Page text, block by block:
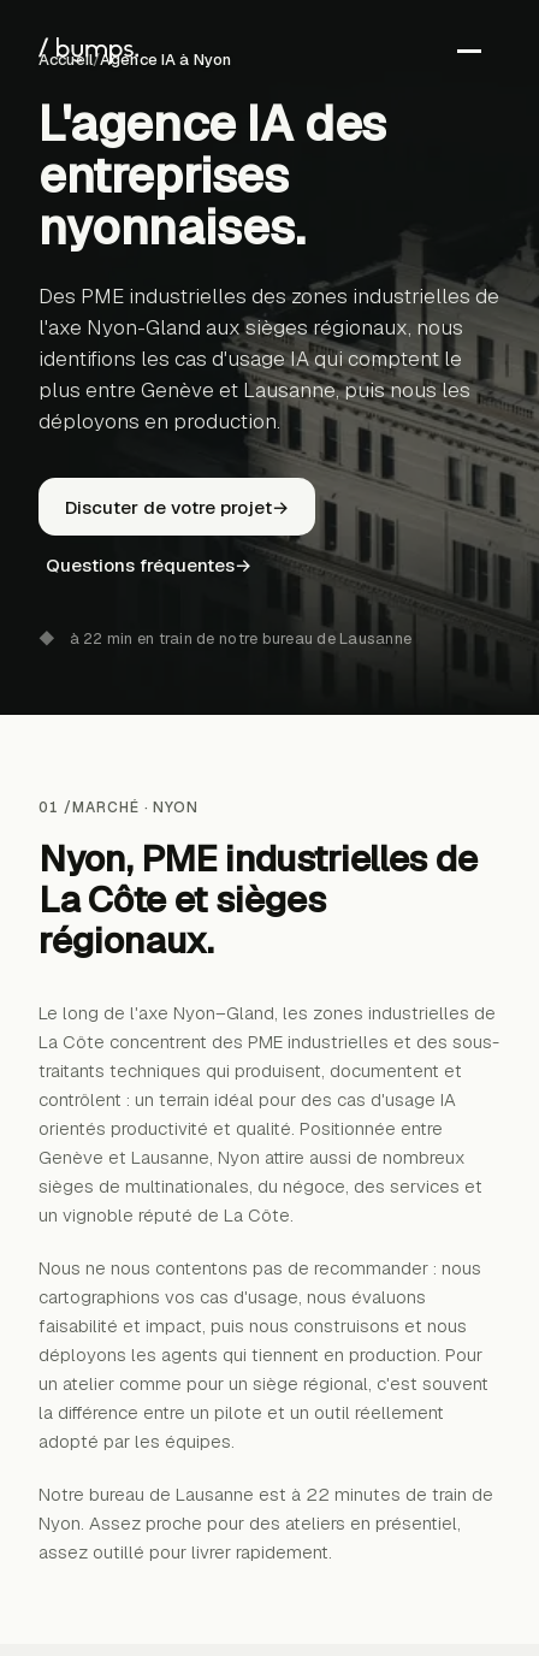
→
Accueil/Agence IAà Nyon
L'agence IA des
entreprises
nyonnaises.
Des PME industrielles des zones industrielles de
l'axe Nyon-Gland aux sièges régionaux, nous
identifions les cas d'usage IA qui comptent le
plus entre Genève et Lausanne, puis nous les
déployons en production.
Discuter de votre projet→
Questions fréquentes→
◆ à 22 min en train de notre bureau de Lausanne
01 /MARCHÉ ·NYON
Nyon, PME industrielles de
La Côte etsièges
régionaux.
Le long de l'axe Nyon–Gland, les zones industrielles de
La Côte concentrent des PME industrielles et des sous-
traitants techniques qui produisent, documentent et
contrôlent : un terrain idéal pour des cas d'usage IA
orientés productivité et qualité. Positionnée entre
Genève et Lausanne, Nyon attire aussi de nombreux
sièges de multinationales, du négoce, des services et
un vignoble réputé de La Côte.
Nous ne nous contentons pas de recommander : nous
cartographions vos cas d'usage, nous évaluons
faisabilité et impact, puis nous construisons et nous
déployons les agents qui tiennent en production. Pour
un atelier comme pour un siège régional, c'est souvent
la différence entre un pilote et un outil réellement
adopté par les équipes.
Notre bureau de Lausanne est à 22 minutes de train de
Nyon. Assez proche pour des ateliers en présentiel,
assez outillé pour livrer rapidement.